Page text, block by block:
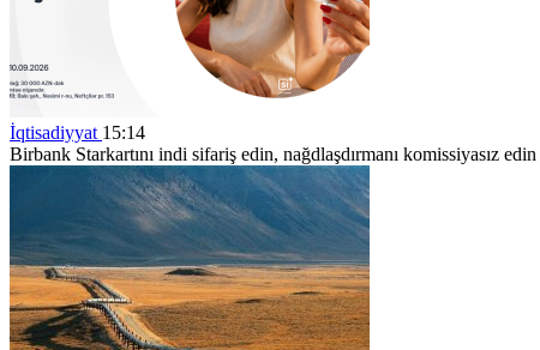
İqtisadiyyat 15:14
Birbank Starkartını indi sifariş edin, nağdlaşdırmanı komissiyasız edin